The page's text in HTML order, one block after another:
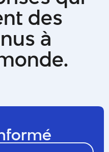
nt des
nus à
onde.